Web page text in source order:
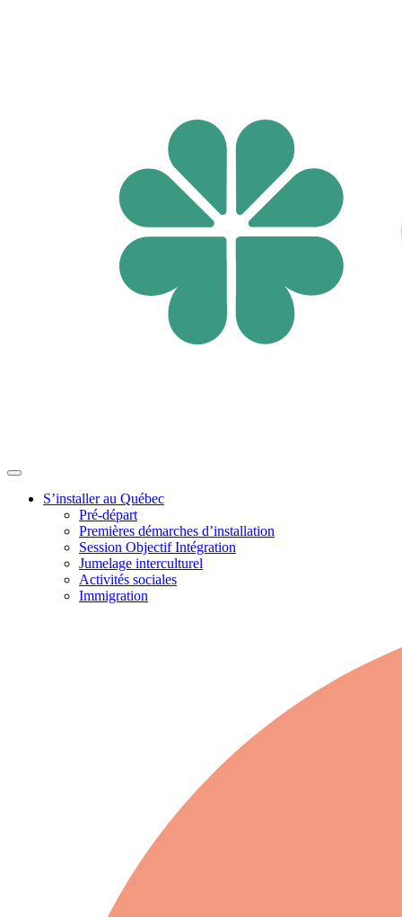
S’installer au Québec
Pré-départ
Premières démarches d’installation
Session Objectif Intégration
Jumelage interculturel
Activités sociales
Immigration